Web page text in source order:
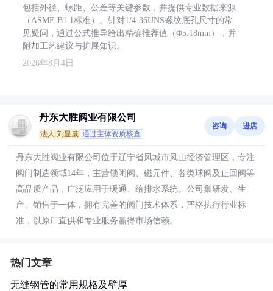
包括外径、螺距、公差等关键参数，并提供专业数据来源
（ASME B1.1标准）。针对1/4-36UNS螺纹底孔尺寸的常
见疑问，通过公式推导给出精确推荐值（Φ5.18mm），并
附加工艺建议与扩展知识。
2026年8月4日
丹东大胜阀业有限公司
法人:刘显威 通过主体资质核查
咨询 进店
丹东大胜阀业有限公司位于辽宁省凤城市凤山经济管理区，专注
阀门制造领域14年，主营锁闭阀、磁元件、各类球阀及止回阀等
高品质产品，广泛应用于暖通、给排水系统。公司集研发、生
产、销售于一体，拥有完善的阀门技术体系，严格执行行业标
准，以原厂直供和专业服务赢得市场信赖。
热门文章
无缝钢管的常用规格及壁厚